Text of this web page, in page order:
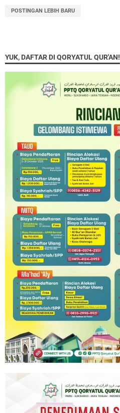
POSTINGAN LEBIH BARU
YUK, DAFTAR DI QORYATUL QUR'AN!